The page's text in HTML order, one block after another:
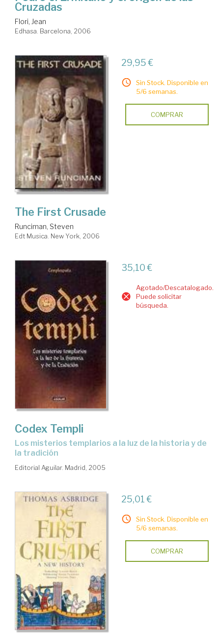
Cruzadas
Flori, Jean
Edhasa. Barcelona, 2006
29,95 €
Sin Stock. Disponible en
5/6 semanas.
COMPRAR
The First Crusade
Runciman, Steven
Edt Musica. New York, 2006
35,10 €
Agotado/Descatalogado.
Puede solicitar
búsqueda.
Codex Templi
los misterios templarios a la luz de la historia y de
la tradición
Editorial Aguilar. Madrid, 2005
25,01 €
Sin Stock. Disponible en
5/6 semanas.
COMPRAR